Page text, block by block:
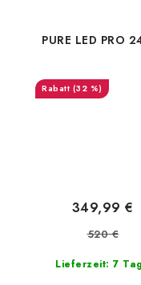
PURE LED PRO
(32 %)
Lieferzeit: 7
349,99 €
520 €